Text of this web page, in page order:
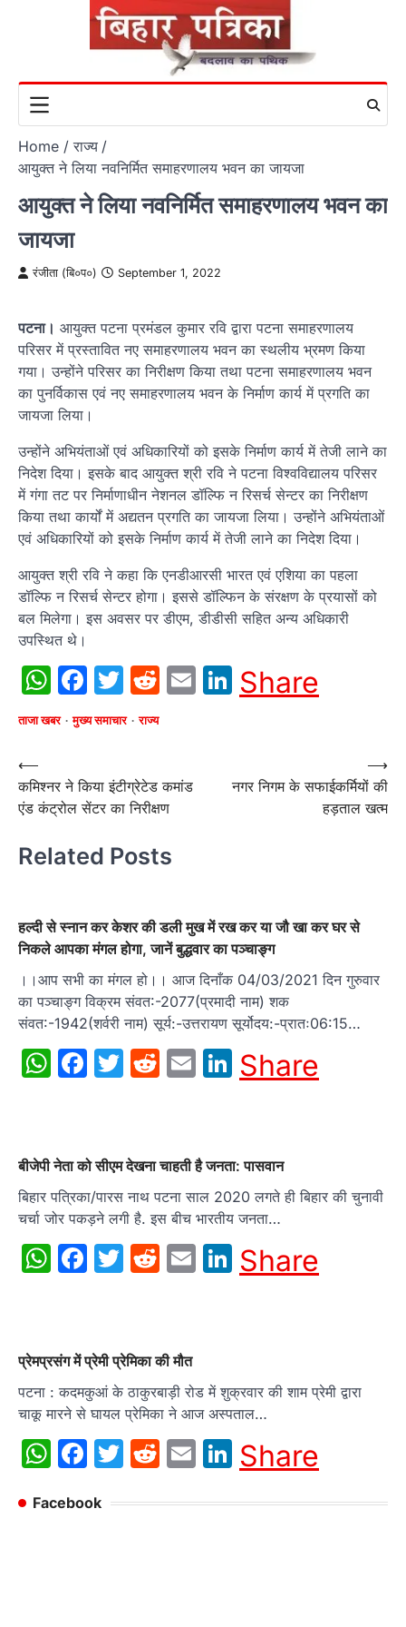
Home
राज्य
आयुक्त ने लिया नवनिर्मित समाहरणालय भवन का जायजा
आयुक्त ने लिया नवनिर्मित समाहरणालय भवन का
जायजा
रंजीता (बि०प०) September 1, 2022
पटना। आयुक्त पटना प्रमंडल कुमार रवि द्वारा पटना समाहरणालय
परिसर में प्रस्तावित नए समाहरणालय भवन का स्थलीय भ्रमण किया
गया। उन्होंने परिसर का निरीक्षण किया तथा पटना समाहरणालय भवन
का पुनर्विकास एवं नए समाहरणालय भवन के निर्माण कार्य में प्रगति का
जायजा लिया।
उन्होंने अभियंताओं एवं अधिकारियों को इसके निर्माण कार्य में तेजी लाने का
निदेश दिया। इसके बाद आयुक्त श्री रवि ने पटना विश्वविद्यालय परिसर
में गंगा तट पर निर्माणाधीन नेशनल डॉल्फि न रिसर्च सेन्टर का निरीक्षण
किया तथा कार्यों में अद्यतन प्रगति का जायजा लिया। उन्होंने अभियंताओं
एवं अधिकारियों को इसके निर्माण कार्य में तेजी लाने का निदेश दिया।
आयुक्त श्री रवि ने कहा कि एनडीआरसी भारत एवं एशिया का पहला
डॉल्फि न रिसर्च सेन्टर होगा। इससे डॉल्फिन के संरक्षण के प्रयासों को
बल मिलेगा। इस अवसर पर डीएम, डीडीसी सहित अन्य अधिकारी
उपस्थित थे।
WhatsApp
Facebook
Twitter
Reddit
EmailLinkedIn
Share
ताजा खबर मुख्य समाचार राज्य
Post
navigation
⟵
कमिश्नर ने किया इंटीग्रेटेड कमांड
एंड कंट्रोल सेंटर का निरीक्षण
नगर निगम के सफाईकर्मियों की
हड़ताल खत्म
⟶
Related Posts
हल्दी से स्नान कर केशर की डली मुख में रख कर या जौ खा कर घर से
निकले आपका मंगल होगा, जानें बुद्धवार का पञ्चाङ्ग
।।आप सभी का मंगल हो।। आज दिनाँक 04/03/2021 दिन गुरुवार
का पञ्चाङ्ग विक्रम संवत:-2077(प्रमादी नाम) शक
संवत:-1942(शर्वरी नाम) सूर्य:-उत्तरायण सूर्योदय:-प्रातः06:15…
WhatsApp
Facebook
Twitter
Reddit
EmailLinkedIn
Share
बीजेपी नेता को सीएम देखना चाहती है जनता: पासवान
बिहार पत्रिका/पारस नाथ पटना साल 2020 लगते ही बिहार की चुनावी
चर्चा जोर पकड़ने लगी है. इस बीच भारतीय जनता…
WhatsApp
Facebook
Twitter
Reddit
EmailLinkedIn
Share
प्रेमप्रसंग में प्रेमी प्रेमिका की मौत
पटना : कदमकुआं के ठाकुरबाड़ी रोड में शुक्रवार की शाम प्रेमी द्वारा
चाकू मारने से घायल प्रेमिका ने आज अस्पताल…
WhatsApp
Facebook
Twitter
Reddit
EmailLinkedIn
Share
Facebook